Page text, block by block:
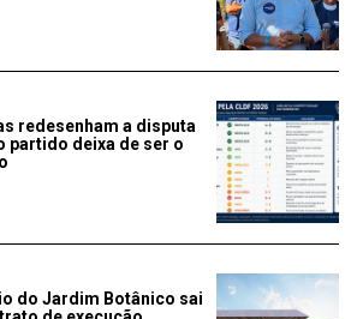
redesenham a disputa
partido deixa de ser o
do Jardim Botânico sai